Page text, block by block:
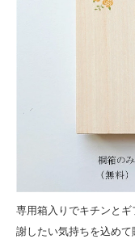
専用箱入りでキチンと
謝したい気持ちを込めて